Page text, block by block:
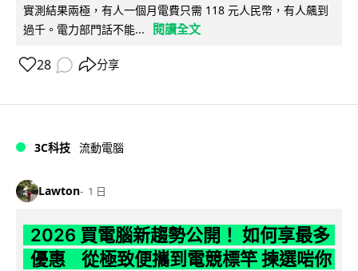
實測結果兩極，有人一個月電費只需 118 元人民幣，有人飆到
過千。電力部門話不能...
閱讀全文
28 分享
3C科技 流動電腦
Lawton 1 日
2026 買電腦新趨勢公開！ 如何享最多
優惠 從極致便攜到電競標竿 揀選啱你